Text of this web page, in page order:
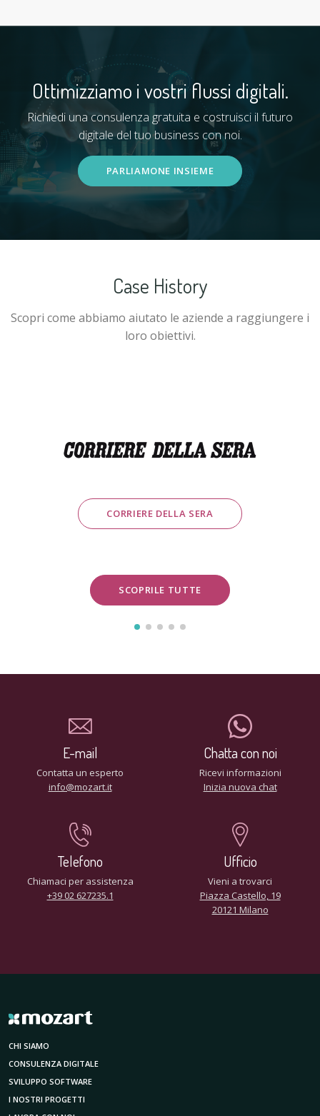
Ottimizziamo i vostri flussi digitali.
Richiedi una consulenza gratuita e costruisci il futuro
digitale del tuo business con noi.
PARLIAMONE INSIEME
Case History
Scopri come abbiamo aiutato le aziende a raggiungere i
loro obiettivi.
CORRIERE DELLA SERA
SCOPRILE TUTTE
E-mail
Contatta un esperto
info@mozart.it
Chatta con noi
Ricevi informazioni
Inizia nuova chat
Telefono
Chiamaci per assistenza
+39 02 627235.1
Ufficio
Vieni a trovarci
Piazza Castello, 19
20121 Milano
CHI SIAMO
CONSULENZA DIGITALE
SVILUPPO SOFTWARE
I NOSTRI PROGETTI